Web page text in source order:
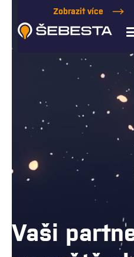
Zobrazit více
Zobrazit více
Vaši